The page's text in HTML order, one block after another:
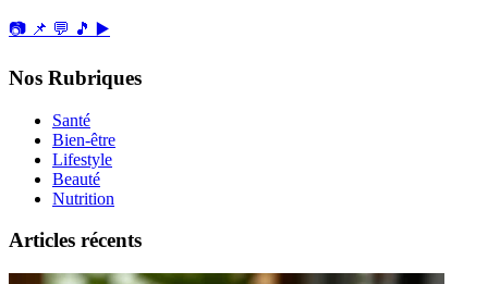
📷 📌 💬 🎵 ▶️
Nos Rubriques
Santé
Bien-être
Lifestyle
Beauté
Nutrition
Articles récents